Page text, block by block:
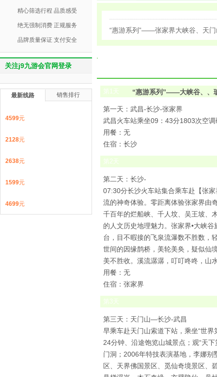
“惠游系列”——张家界大峡谷、天
第1天 “惠游系列”——大峡谷、、
第一天：武昌-长沙-张家界
武昌火车站乘坐09：43分1803次空
用餐：无
住宿：长沙
第2天
第二天：长沙-
07:30分长沙火车站集合乘车赴【张
流的神奇体验。零距离体验张家界由
千百年的烂船峡、千人坟、吴王坡、
的人文历史地理魅力。张家界•大峡
台，目不暇接的飞泉流瀑数不胜数，
世间的因缘鹊桥，美轮美奂，疑似仙
美不胜收。溪流潺潺，叮叮咚咚，山
用餐：无
住宿：张家界
第3天
第三天：天门山—长沙-武昌
早乘车赴天门山索道下站，乘坐“世
24分钟、沿途饱览山城景点；观“天
门洞；2006年特技表演基地，李娜
区、天界佛国景区、觅仙奇境景区、
精心筛选行程 品质感受
绝无强制消费 正规服务
品牌质量保证 支付安全
关注j9九游会官网登录
最新线路 销售排行
4599元
2128元
2638元
1599元
4699元